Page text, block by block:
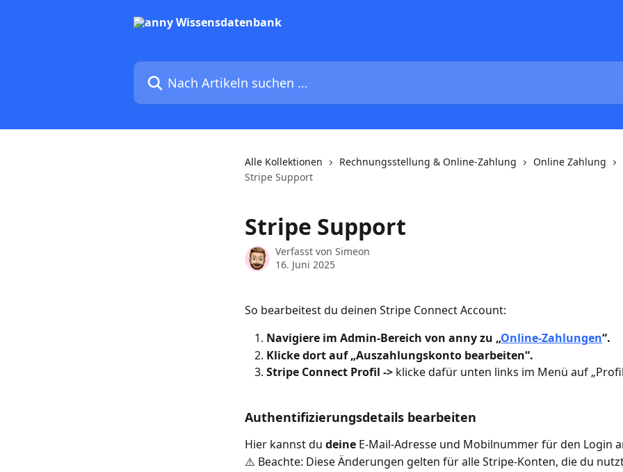
Nach Artikeln suchen …
Alle Kollektionen Rechnungsstellung & Online-Zahlung
Online Zahlung
Stripe Support
Stripe Support
Verfasst von Simeon
16. Juni 2025
So bearbeitest du deinen Stripe Connect Account:
Navigiere im Admin-Bereich von anny zu „Online-Zahlungen“.
Klicke dort auf „Auszahlungskonto bearbeiten“.
Stripe Connect Profil -> klicke dafür unten links im Menü auf
Authentifizierungsdetails bearbeiten
Hier kannst du deine E-Mail-Adresse und Mobilnummer für den Login
⚠️ Beachte: Diese Änderungen gelten für alle Stripe-Konten, die du